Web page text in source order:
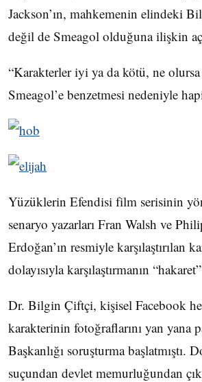
Jackson’ın, mahkemenin elindeki
değil de Smeagol olduğuna ilişkin
“Karakterler iyi ya da kötü, ne
Smeagol’e benzetmesi nedeniyle
Yüzüklerin Efendisi film serisinin
senaryo yazarları Fran Walsh ve
Erdoğan’ın resmiyle
dolayısıyla karşılaştırmanın
Dr. Bilgin Çiftçi, kişisel Facebook
karakterinin fotoğraflarını yan yana
Başkanlığı soruşturma
suçundan devlet memurluğundan